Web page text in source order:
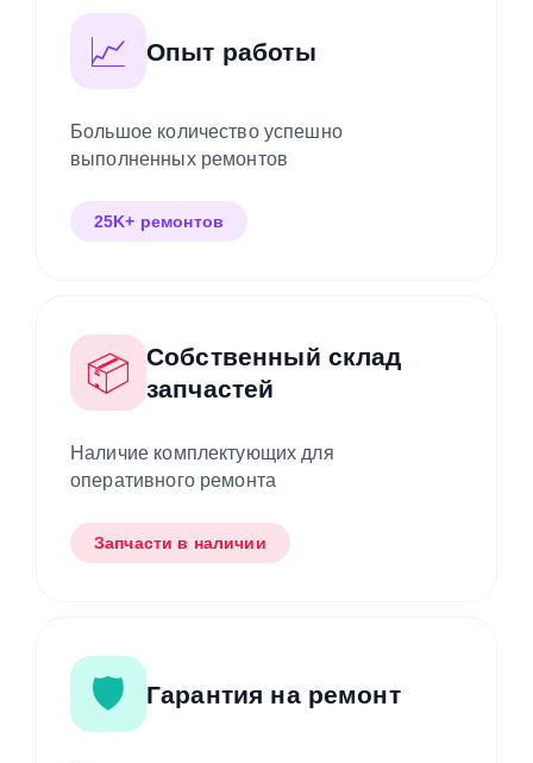
📈 Опыт работы
Большое количество успешно
выполненных ремонтов
25K+ ремонтов
📦
Собственный склад
запчастей
Наличие комплектующих для
оперативного ремонта
Запчасти в наличии
🛡️ Гарантия на ремонт